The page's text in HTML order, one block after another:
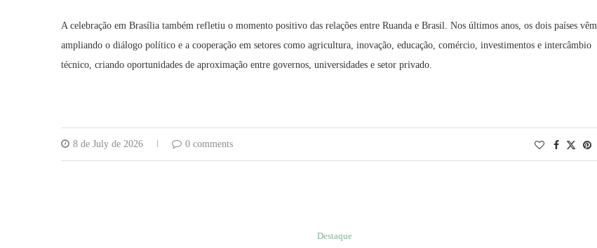
A celebração em Brasília também refletiu o momento positivo das relações entre Ruanda e Brasil. Nos últimos anos, os dois países vêm
ampliando o diálogo político e a cooperação em setores como agricultura, inovação, educação, comércio, investimentos e intercâmbio
técnico, criando oportunidades de aproximação entre governos, universidades e setor privado.
8 de July de 2026 0 comments
Destaque